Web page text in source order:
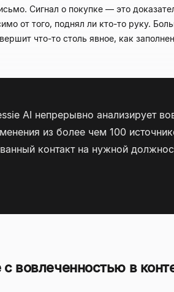
Сигнал о покупке — это
от того, поднял ли кто-то руку.
что-то столь явное, как
AI непрерывно анализирует
из более чем 100
контакт на нужной
вовлеченностью в